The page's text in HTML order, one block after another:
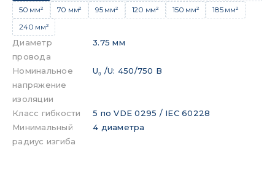
50 мм²
70 мм² 95 мм² 120 мм² 150 мм²
185 мм²
240 мм²
Диаметр
провода
3.75 мм
Номинальное
напряжение
изоляции
U₀ /U: 450/750 В
Класс гибкости
5 по VDE 0295 / IEC 60228
Минимальный
радиус изгиба
4 диаметра